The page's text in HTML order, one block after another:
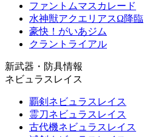
ファントムマスカレード
水神獣アクエリアスΩ降臨
豪快！がいあジム
クラントライアル
新武器・防具情報
ネビュラスレイス
覇剣ネビュラスレイス
霊刀ネビュラスレイス
古代機ネビュラスレイス